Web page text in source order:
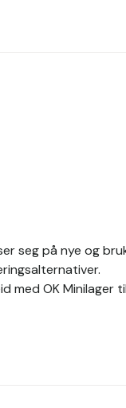
seg på nye og
med OK Minilager